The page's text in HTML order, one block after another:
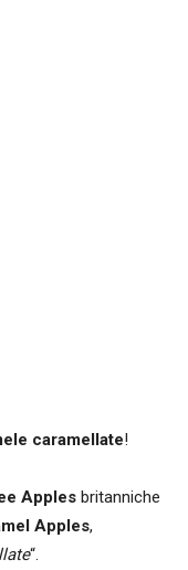
caramellate!
Apples britanniche
Apples,
“.